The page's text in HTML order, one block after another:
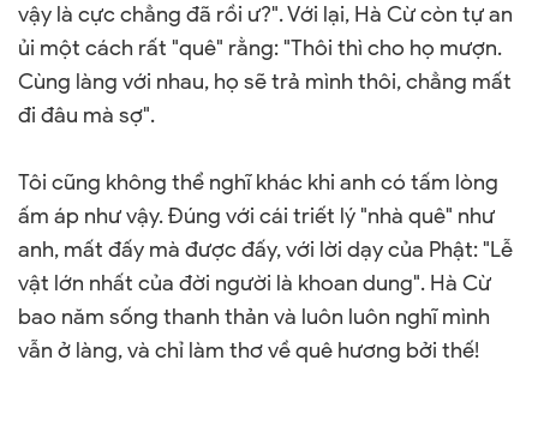
vậy là cực chẳng đã rồi ư?". Với lại, Hà Cừ còn tự an
ủi một cách rất "quê" rằng: "Thôi thì cho họ mượn.
Cùng làng với nhau, họ sẽ trả mình thôi, chẳng mất
đi đâu mà sợ".
Tôi cũng không thể nghĩ khác khi anh có tấm lòng
ấm áp như vậy. Đúng với cái triết lý "nhà quê" như
anh, mất đấy mà được đấy, với lời dạy của Phật: "Lễ
vật lớn nhất của đời người là khoan dung". Hà Cừ
bao năm sống thanh thản và luôn luôn nghĩ mình
vẫn ở làng, và chỉ làm thơ về quê hương bởi thế!